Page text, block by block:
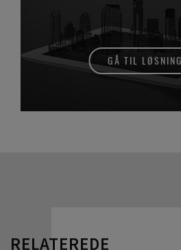
GÅ TIL LØSNING
RELATEREDE